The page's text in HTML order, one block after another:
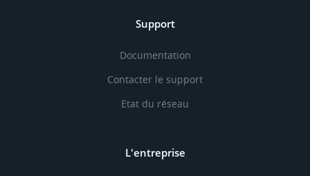
Support
Documentation
Contacter le support
Etat du réseau
L'entreprise